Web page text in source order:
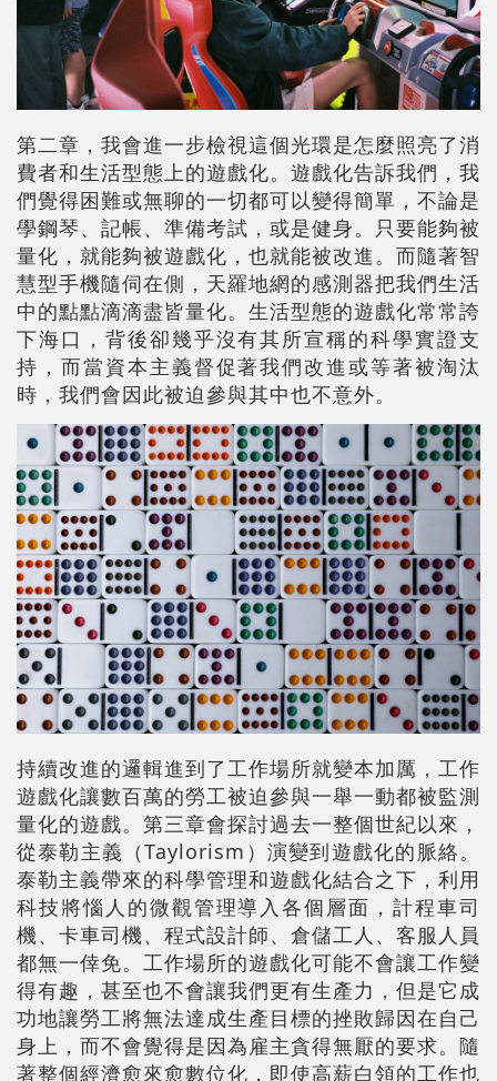
第二章，我會進一步檢視這個光環是怎麼照亮了消
費者和生活型態上的遊戲化。遊戲化告訴我們，我
們覺得困難或無聊的一切都可以變得簡單，不論是
學鋼琴、記帳、準備考試，或是健身。只要能夠被
量化，就能夠被遊戲化，也就能被改進。而隨著智
慧型手機隨伺在側，天羅地網的感測器把我們生活
中的點點滴滴盡皆量化。生活型態的遊戲化常常誇
下海口，背後卻幾乎沒有其所宣稱的科學實證支
持，而當資本主義督促著我們改進或等著被淘汰
時，我們會因此被迫參與其中也不意外。
持續改進的邏輯進到了工作場所就變本加厲，工作
遊戲化讓數百萬的勞工被迫參與一舉一動都被監測
量化的遊戲。第三章會探討過去一整個世紀以來，
從泰勒主義（Taylorism）演變到遊戲化的脈絡。
泰勒主義帶來的科學管理和遊戲化結合之下，利用
科技將惱人的微觀管理導入各個層面，計程車司
機、卡車司機、程式設計師、倉儲工人、客服人員
都無一倖免。工作場所的遊戲化可能不會讓工作變
得有趣，甚至也不會讓我們更有生產力，但是它成
功地讓勞工將無法達成生產目標的挫敗歸因在自己
身上，而不會覺得是因為雇主貪得無厭的要求。隨
著整個經濟愈來愈數位化，即使高薪白領的工作也